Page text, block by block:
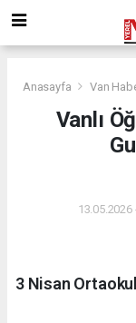
Anasayfa Van
Vanlı
13.05.2026
3 Nisan